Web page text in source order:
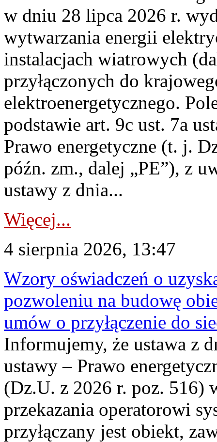
w dniu 28 lipca 2026 r.
wytwarzania energii
instalacjach wiatrowych
przyłączonych do
elektroenergetycznego.
podstawie art. 9c ust. 7a
Prawo energetyczne (t. j.
późn. zm., dalej „PE”), z
ustawy z dnia...
Więcej...
4 sierpnia 2026, 13:47
Wzory oświadczeń o
pozwoleniu na budowę
umów o przyłączenie do
Informujemy, że ustawa z
ustawy – Prawo
(Dz.U. z 2026 r. poz. 516)
przekazania operatorowi
przyłączany jest obiekt,